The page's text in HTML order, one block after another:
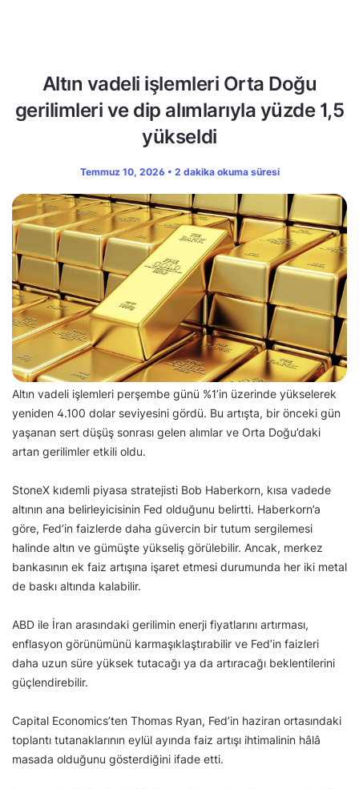
Altın vadeli işlemleri Orta Doğu
gerilimleri ve dip alımlarıyla yüzde 1,5
yükseldi
Temmuz 10, 2026 • 2 dakika okuma süresi
Altın vadeli işlemleri perşembe günü %1’in üzerinde yükselerek
yeniden 4.100 dolar seviyesini gördü. Bu artışta, bir önceki gün
yaşanan sert düşüş sonrası gelen alımlar ve Orta Doğu’daki
artan gerilimler etkili oldu.
StoneX kıdemli piyasa stratejisti Bob Haberkorn, kısa vadede
altının ana belirleyicisinin Fed olduğunu belirtti. Haberkorn’a
göre, Fed’in faizlerde daha güvercin bir tutum sergilemesi
halinde altın ve gümüşte yükseliş görülebilir. Ancak, merkez
bankasının ek faiz artışına işaret etmesi durumunda her iki metal
de baskı altında kalabilir.
ABD ile İran arasındaki gerilimin enerji fiyatlarını artırması,
enflasyon görünümünü karmaşıklaştırabilir ve Fed’in faizleri
daha uzun süre yüksek tutacağı ya da artıracağı beklentilerini
güçlendirebilir.
Capital Economics’ten Thomas Ryan, Fed’in haziran ortasındaki
toplantı tutanaklarının eylül ayında faiz artışı ihtimalinin hâlâ
masada olduğunu gösterdiğini ifade etti.